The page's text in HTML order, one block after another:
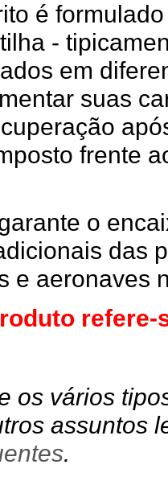
é
-
em
suas
frente
o
das
e aeronaves
refere-
os vários
assuntos
.